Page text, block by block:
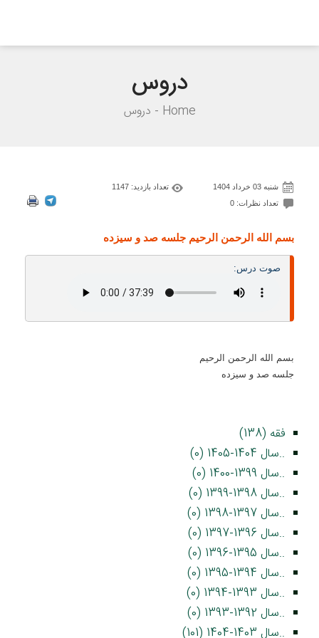
دروس
Home دروس
شنبه 03 خرداد 1404
تعداد بازدید: 1147
تعداد نظرات: 0
بسم الله الرحمن الرحيم جلسه صد و سیزده
صوت درس:
بسم الله الرحمن الرحيم
جلسه صد و سیزده
فقه (138)
..سال 1404-1405 (0)
..سال 1399-1400 (0)
..سال 1398-1399 (0)
..سال 1397-1398 (0)
..سال 1396-1397 (0)
..سال 1395-1396 (0)
..سال 1394-1395 (0)
..سال 1393-1394 (0)
..سال 1392-1393 (0)
..سال 1403-1404 (101)